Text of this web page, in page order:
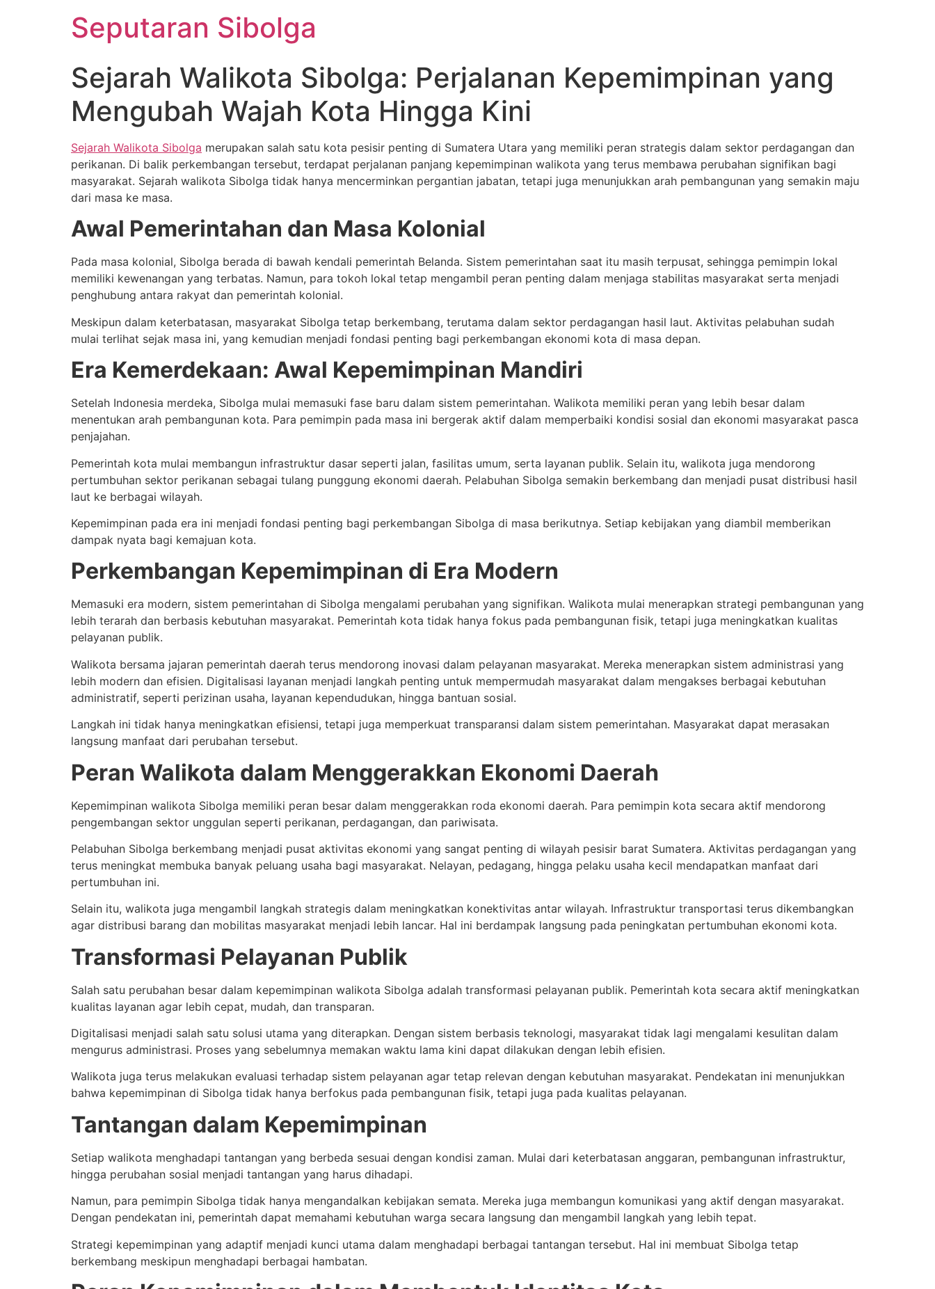
Seputaran Sibolga
Sejarah Walikota Sibolga: Perjalanan Kepemimpinan yang
Mengubah Wajah Kota Hingga Kini
Sejarah Walikota Sibolga merupakan salah satu kota pesisir penting di Sumatera Utara yang memiliki peran strategis dalam sektor perdagangan dan
perikanan. Di balik perkembangan tersebut, terdapat perjalanan panjang kepemimpinan walikota yang terus membawa perubahan signifikan bagi
masyarakat. Sejarah walikota Sibolga tidak hanya mencerminkan pergantian jabatan, tetapi juga menunjukkan arah pembangunan yang semakin maju
dari masa ke masa.
Awal Pemerintahan dan Masa Kolonial
Pada masa kolonial, Sibolga berada di bawah kendali pemerintah Belanda. Sistem pemerintahan saat itu masih terpusat, sehingga pemimpin lokal
memiliki kewenangan yang terbatas. Namun, para tokoh lokal tetap mengambil peran penting dalam menjaga stabilitas masyarakat serta menjadi
penghubung antara rakyat dan pemerintah kolonial.
Meskipun dalam keterbatasan, masyarakat Sibolga tetap berkembang, terutama dalam sektor perdagangan hasil laut. Aktivitas pelabuhan sudah
mulai terlihat sejak masa ini, yang kemudian menjadi fondasi penting bagi perkembangan ekonomi kota di masa depan.
Era Kemerdekaan: Awal Kepemimpinan Mandiri
Setelah Indonesia merdeka, Sibolga mulai memasuki fase baru dalam sistem pemerintahan. Walikota memiliki peran yang lebih besar dalam
menentukan arah pembangunan kota. Para pemimpin pada masa ini bergerak aktif dalam memperbaiki kondisi sosial dan ekonomi masyarakat pasca
penjajahan.
Pemerintah kota mulai membangun infrastruktur dasar seperti jalan, fasilitas umum, serta layanan publik. Selain itu, walikota juga mendorong
pertumbuhan sektor perikanan sebagai tulang punggung ekonomi daerah. Pelabuhan Sibolga semakin berkembang dan menjadi pusat distribusi hasil
laut ke berbagai wilayah.
Kepemimpinan pada era ini menjadi fondasi penting bagi perkembangan Sibolga di masa berikutnya. Setiap kebijakan yang diambil memberikan
dampak nyata bagi kemajuan kota.
Perkembangan Kepemimpinan di Era Modern
Memasuki era modern, sistem pemerintahan di Sibolga mengalami perubahan yang signifikan. Walikota mulai menerapkan strategi pembangunan yang
lebih terarah dan berbasis kebutuhan masyarakat. Pemerintah kota tidak hanya fokus pada pembangunan fisik, tetapi juga meningkatkan kualitas
pelayanan publik.
Walikota bersama jajaran pemerintah daerah terus mendorong inovasi dalam pelayanan masyarakat. Mereka menerapkan sistem administrasi yang
lebih modern dan efisien. Digitalisasi layanan menjadi langkah penting untuk mempermudah masyarakat dalam mengakses berbagai kebutuhan
administratif, seperti perizinan usaha, layanan kependudukan, hingga bantuan sosial.
Langkah ini tidak hanya meningkatkan efisiensi, tetapi juga memperkuat transparansi dalam sistem pemerintahan. Masyarakat dapat merasakan
langsung manfaat dari perubahan tersebut.
Peran Walikota dalam Menggerakkan Ekonomi Daerah
Kepemimpinan walikota Sibolga memiliki peran besar dalam menggerakkan roda ekonomi daerah. Para pemimpin kota secara aktif mendorong
pengembangan sektor unggulan seperti perikanan, perdagangan, dan pariwisata.
Pelabuhan Sibolga berkembang menjadi pusat aktivitas ekonomi yang sangat penting di wilayah pesisir barat Sumatera. Aktivitas perdagangan yang
terus meningkat membuka banyak peluang usaha bagi masyarakat. Nelayan, pedagang, hingga pelaku usaha kecil mendapatkan manfaat dari
pertumbuhan ini.
Selain itu, walikota juga mengambil langkah strategis dalam meningkatkan konektivitas antar wilayah. Infrastruktur transportasi terus dikembangkan
agar distribusi barang dan mobilitas masyarakat menjadi lebih lancar. Hal ini berdampak langsung pada peningkatan pertumbuhan ekonomi kota.
Transformasi Pelayanan Publik
Salah satu perubahan besar dalam kepemimpinan walikota Sibolga adalah transformasi pelayanan publik. Pemerintah kota secara aktif meningkatkan
kualitas layanan agar lebih cepat, mudah, dan transparan.
Digitalisasi menjadi salah satu solusi utama yang diterapkan. Dengan sistem berbasis teknologi, masyarakat tidak lagi mengalami kesulitan dalam
mengurus administrasi. Proses yang sebelumnya memakan waktu lama kini dapat dilakukan dengan lebih efisien.
Walikota juga terus melakukan evaluasi terhadap sistem pelayanan agar tetap relevan dengan kebutuhan masyarakat. Pendekatan ini menunjukkan
bahwa kepemimpinan di Sibolga tidak hanya berfokus pada pembangunan fisik, tetapi juga pada kualitas pelayanan.
Tantangan dalam Kepemimpinan
Setiap walikota menghadapi tantangan yang berbeda sesuai dengan kondisi zaman. Mulai dari keterbatasan anggaran, pembangunan infrastruktur,
hingga perubahan sosial menjadi tantangan yang harus dihadapi.
Namun, para pemimpin Sibolga tidak hanya mengandalkan kebijakan semata. Mereka juga membangun komunikasi yang aktif dengan masyarakat.
Dengan pendekatan ini, pemerintah dapat memahami kebutuhan warga secara langsung dan mengambil langkah yang lebih tepat.
Strategi kepemimpinan yang adaptif menjadi kunci utama dalam menghadapi berbagai tantangan tersebut. Hal ini membuat Sibolga tetap
berkembang meskipun menghadapi berbagai hambatan.